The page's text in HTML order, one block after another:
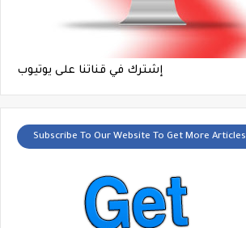
إشترك في قناتنا على يوتيوب
Subscribe To Our Website To Get More Articles